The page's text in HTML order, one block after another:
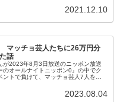
際の衝撃を話していました。2021.12.10
マッチョ芸人たちに26万円分
話
が2023年8月3日放送のニッポン放送
のオールナイトニッポン0』の中でク
ントで負けて、マッチョ芸人7人を連
て払った話をしていました。2023.08.04